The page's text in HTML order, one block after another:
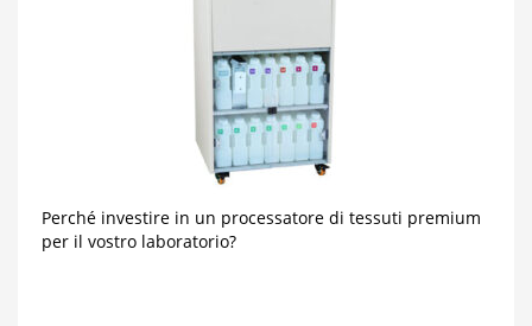
Perché investire in un processatore di tessuti premium
per il vostro laboratorio?